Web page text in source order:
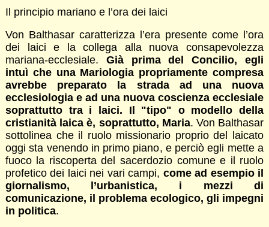
Il principio mariano e l’ora dei laici
Von Balthasar caratterizza l’era presente come l’ora
dei laici e la collega alla nuova consapevolezza
mariana-ecclesiale. Già prima del Concilio, egli
intuì che una Mariologia propriamente compresa
avrebbe preparato la strada ad una nuova
ecclesiologia e ad una nuova coscienza ecclesiale
soprattutto tra i laici. Il "tipo" o modello della
cristianità laica è, soprattutto, Maria. Von Balthasar
sottolinea che il ruolo missionario proprio del laicato
oggi sta venendo in primo piano, e perciò egli mette a
fuoco la riscoperta del sacerdozio comune e il ruolo
profetico dei laici nei vari campi, come ad esempio il
giornalismo, l’urbanistica, i mezzi di
comunicazione, il problema ecologico, gli impegni
in politica.